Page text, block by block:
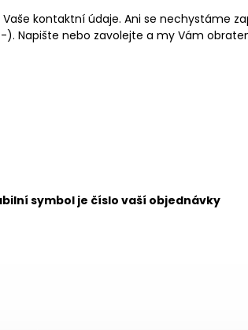
kontaktní údaje. Ani se nechystáme
). Napište nebo zavolejte a my Vám
symbol je číslo vaší objednávky